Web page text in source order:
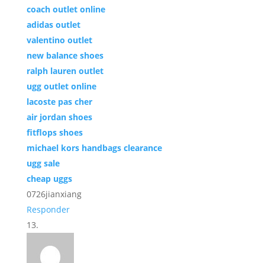
coach outlet online
adidas outlet
valentino outlet
new balance shoes
ralph lauren outlet
ugg outlet online
lacoste pas cher
air jordan shoes
fitflops shoes
michael kors handbags clearance
ugg sale
cheap uggs
0726jianxiang
Responder